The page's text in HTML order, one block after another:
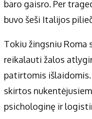
Apie mus
Autoriai
Privatumo politika
Redakcijos politika
Receptai
baro gaisro. Per
buvo šeši Italijos
Tokiu žingsniu Roma
reikalauti žalos
patirtomis išlaidomis.
skirtos
psichologinę ir